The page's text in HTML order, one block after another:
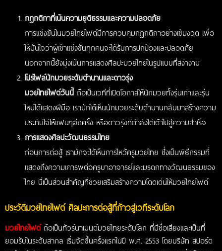
กฎกติกาที่เน้นความยุติธรรมและความปลอดภัย
การแข่งขันในมวยไทยไฟต์มีการควบคุมกฎกติกาอย่างเข้มงวด เพื่อ
ให้มั่นใจว่าผู้เข้าแข่งขันทุกคนจะได้รับการปกป้องและปลอดภัย
นอกจากนี้ยังมุ่งเน้นการแสดงศิลปะมวยไทยในรูปแบบที่สง่างาม
โปรไฟล์นักมวยระดับตำนานและดาวรุ่ง
มวยไทยไฟต์วันนี้ ถือเป็นเวทีที่เปิดโอกาสให้นักมวยทั้งรุ่นเก่าและรุ่น
ใหม่ได้แสดงฝีมือ เรามักได้เห็นนักมวยระดับตำนานกลับมาสร้างความ
ประทับใจให้แฟนๆอีกครั้ง หรือดาวรุ่งที่กำลังไต่เต้าไปสู่ความสำเร็จ
การแสดงศิลปะวัฒนธรรมไทย
ก่อนการต่อสู้ เรามักจะได้เห็นการไหว้ครูมวยไทย ซึ่งเป็นพิธีกรรมที่
แสดงถึงความเคารพต่อครูบาอาจารย์และมรดกทางวัฒนธรรมของ
ไทย นี่เป็นส่วนสำคัญที่ช่วยเสริมสร้างความโดดเด่นให้มวยไทยไฟต์
ประวัติมวยไทยไฟต์ ศิลปะการต่อสู้ที่ก้าวสู่เวทีระดับโลก
มวยไทยไฟต์ ถือเป็นทัวร์นาเมนต์มวยไทยระดับโลก ที่มีชื่อเสียงและเป็นที่
ยอมรับในระดับสากล เริ่มจัดขึ้นครั้งแรกในปี พ.ศ. 2553 โดยบริษัท สปอร์ต